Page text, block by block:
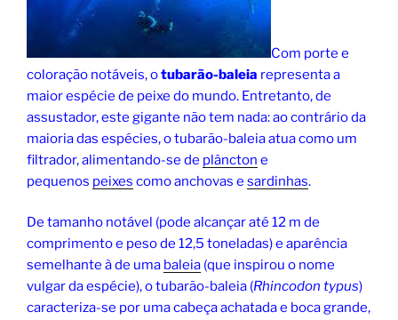
Com porte e
coloração notáveis, otubarão-baleia representa a
maior espécie de peixe do mundo. Entretanto, de
assustador, este gigante não tem nada: ao contrário da
maioria das espécies, o tubarão-baleia atua como um
filtrador, alimentando-se de plâncton e
pequenos peixes como anchovas e sardinhas.
De tamanho notável (pode alcançar até 12 m de
comprimento e peso de 12,5 toneladas) e aparência
semelhante à de uma baleia (que inspirou o nome
vulgar da espécie), o tubarão-baleia (Rhincodon typus)
caracteriza-se por uma cabeça achatada e boca grande,